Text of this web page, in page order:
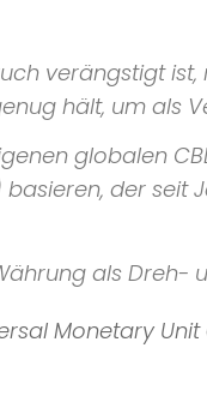
verängstigt
hält, um als
globalen
der
als Dreh-
Monetary Unit